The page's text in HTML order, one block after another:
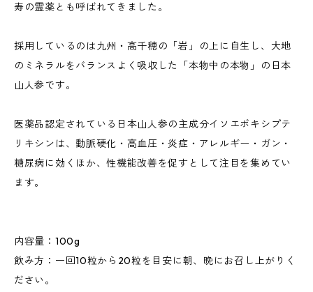
寿の霊薬とも呼ばれてきました。
採用しているのは九州・高千穂の「岩」の上に自生し、大地
のミネラルをバランスよく吸収した「本物中の本物」の日本
山人参です。
医薬品認定されている日本山人参の主成分イソエポキシプテ
リキシンは、動脈硬化・高血圧・炎症・アレルギー・ガン・
糖尿病に効くほか、性機能改善を促すとして注目を集めてい
ます。
内容量：100g
飲み方：一回10粒から20粒を目安に朝、晩にお召し上がりく
ださい。